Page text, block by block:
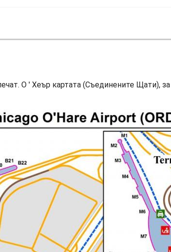
О ' Хеър картата (Съединените Щати), за